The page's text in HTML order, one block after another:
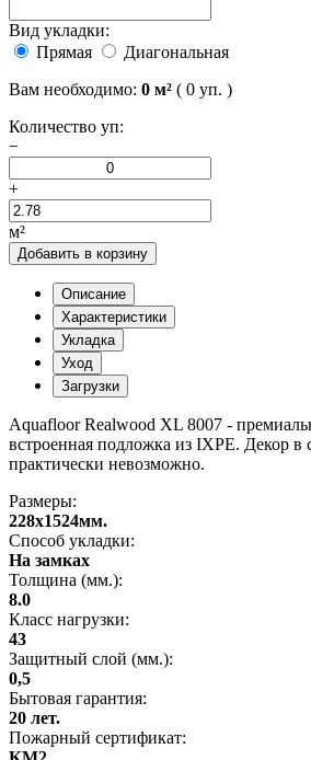
Вид укладки:
Прямая
Диагональная
Вам необходимо: 0 м² ( 0 уп. )
Количество уп:
−
+
м²
Добавить в корзину
Описание
Характеристики
Укладка
Уход
Загрузки
Aquafloor Realwood XL 8007 -
встроенная подложка из IXPE. Декор в
практически невозможно.
Размеры:
228x1524мм.
Способ укладки:
На замках
Толщина (мм.):
8.0
Класс нагрузки:
43
Защитный слой (мм.):
0,5
Бытовая гарантия:
20 лет.
Пожарный сертификат: